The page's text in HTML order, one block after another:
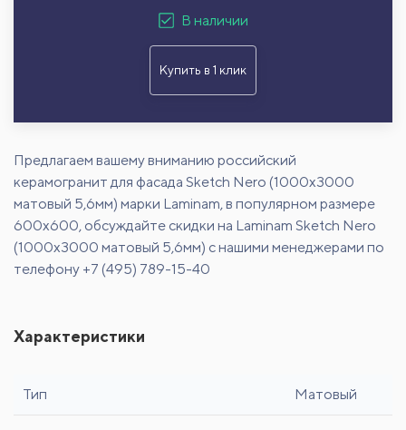
В наличии
Купить в 1 клик
Предлагаем вашему вниманию российский
керамогранит для фасада Sketch Nero (1000x3000
матовый 5,6мм) марки Laminam, в популярном размере
600х600, обсуждайте скидки на Laminam Sketch Nero
(1000x3000 матовый 5,6мм) с нашими менеджерами по
телефону +7 (495) 789-15-40
Характеристики
Тип Матовый